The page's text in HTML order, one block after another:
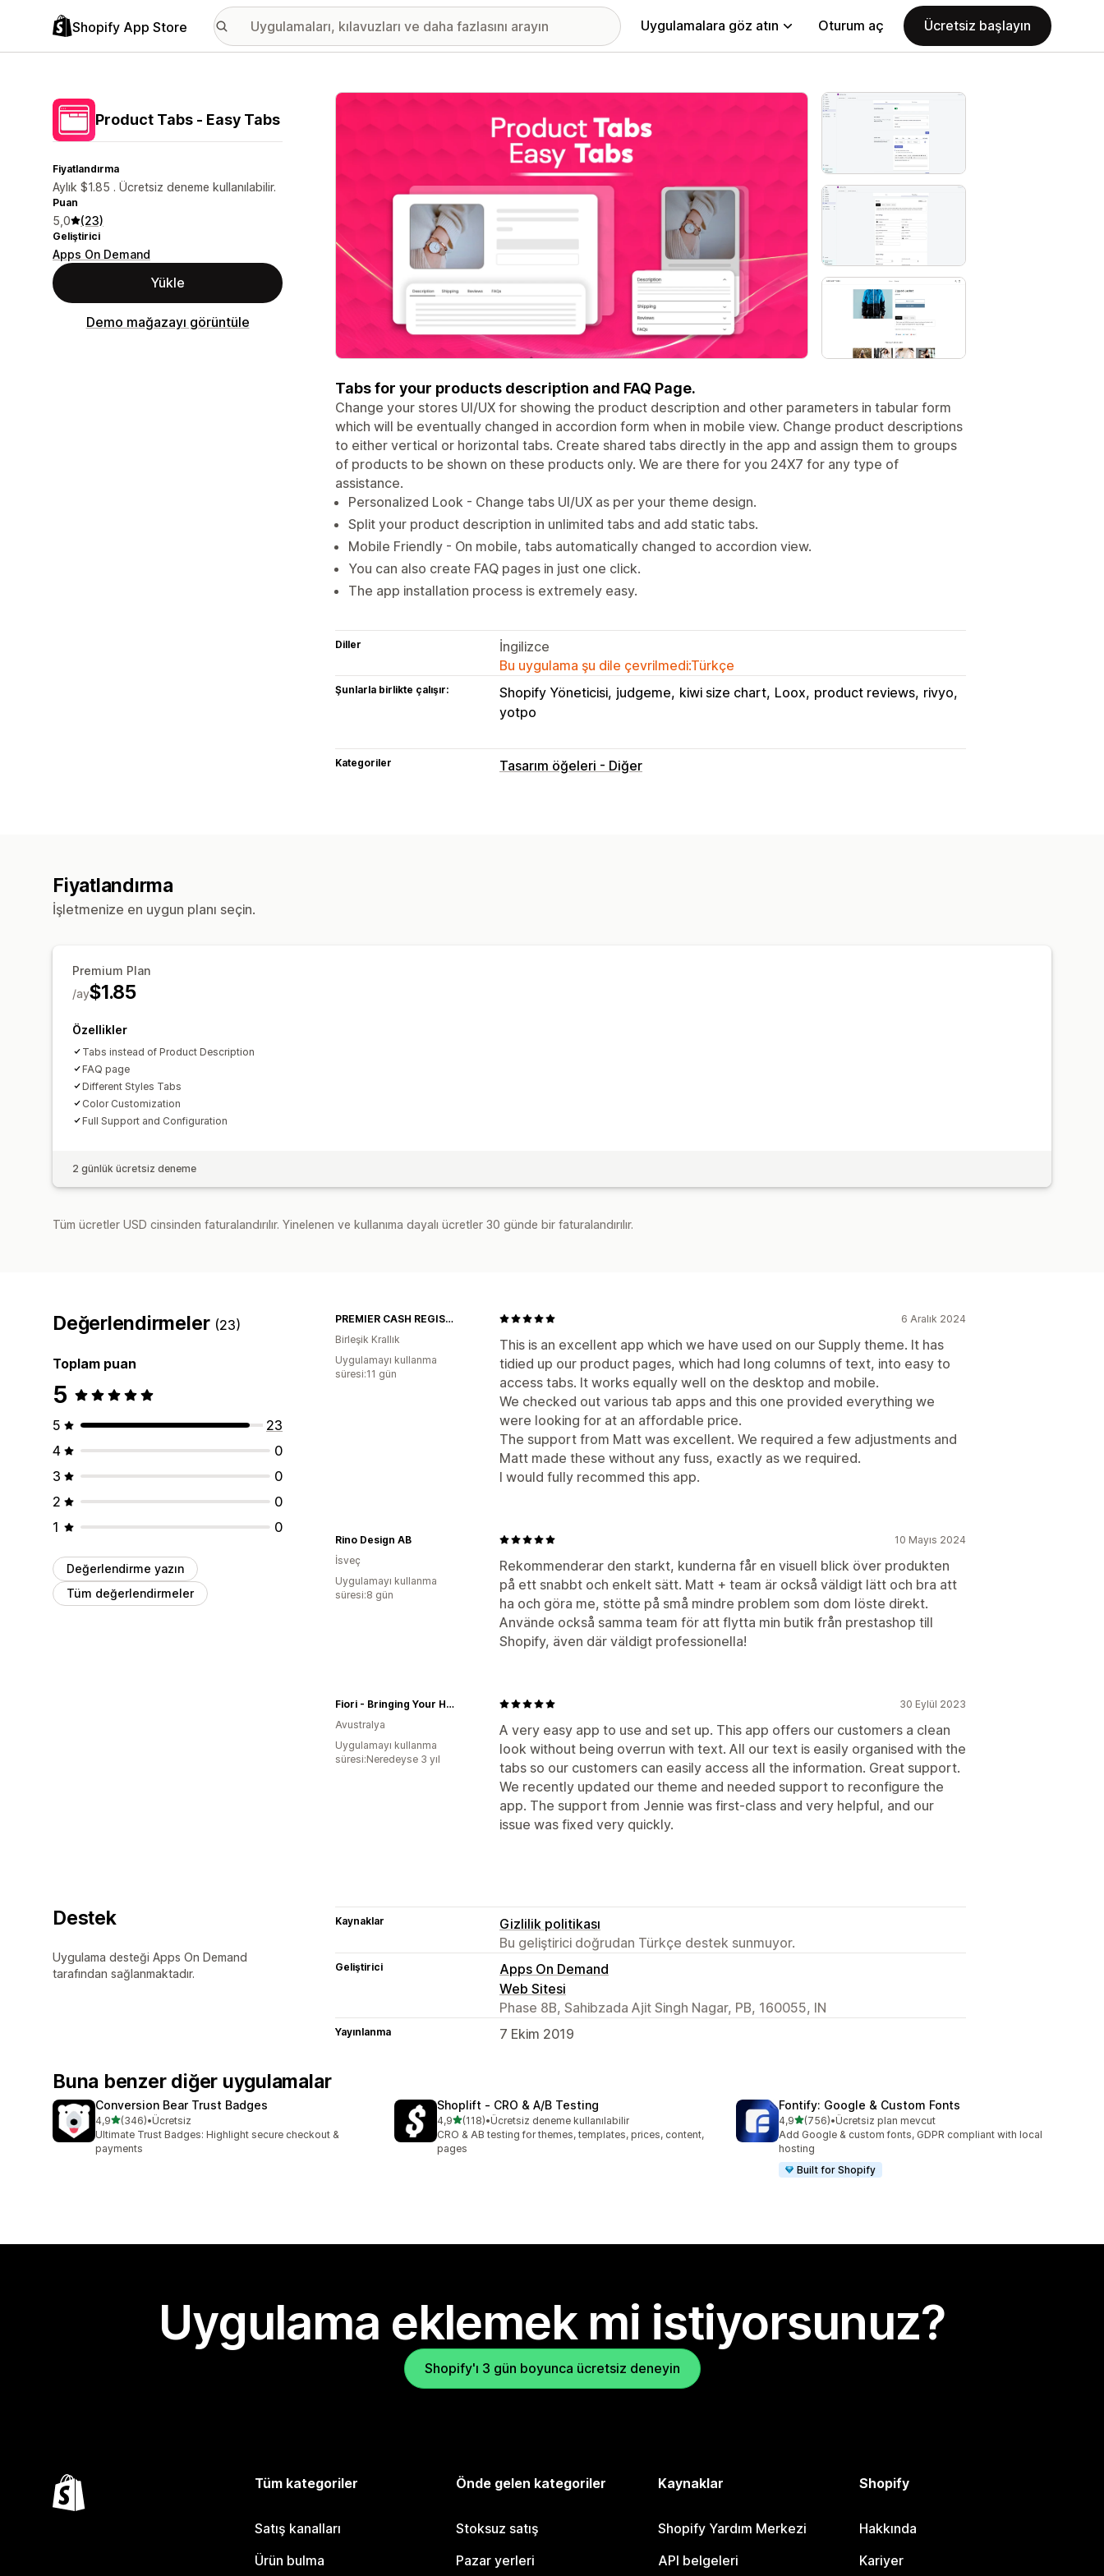
Shopify App Store Uygulamalara göz atın Oturum aç Ücretsiz başlayın
Product Tabs ‑ Easy Tabs
Fiyatlandırma
Aylık $1.85 . Ücretsiz deneme kullanılabilir.
Puan
5,0 (23)
Geliştirici
Apps On Demand
Yükle
Demo mağazayı görüntüle
Öne çıkan görsel galerisi
Tabs for your products description and FAQ Page.
Change your stores UI/UX for showing the product description and other parameters in tabular form
which will be eventually changed in accordion form when in mobile view. Change product descriptions
to either vertical or horizontal tabs. Create shared tabs directly in the app and assign them to groups
of products to be shown on these products only. We are there for you 24X7 for any type of
assistance.
Personalized Look - Change tabs UI/UX as per your theme design.
Split your product description in unlimited tabs and add static tabs.
Mobile Friendly - On mobile, tabs automatically changed to accordion view.
You can also create FAQ pages in just one click.
The app installation process is extremely easy.
Diller
İngilizce
Bu uygulama şu dile çevrilmedi:Türkçe
Şunlarla birlikte çalışır: Shopify Yöneticisi judgeme kiwi size chart Loox product reviews rivyo
yotpo
Kategoriler Tasarım öğeleri - Diğer
Fiyatlandırma
İşletmenize en uygun planı seçin.
Premium Plan
$1.85
/ay
Özellikler
Tabs instead of Product Description
FAQ page
Different Styles Tabs
Color Customization
Full Support and Configuration
2 günlük ücretsiz deneme
Tüm ücretler USD cinsinden faturalandırılır. Yinelenen ve kullanıma dayalı ücretler 30 günde bir faturalandırılır.
Değerlendirmeler (23)
Toplam puan
5
5
23
4
0
3
0
2
0
1
0
Değerlendirme yazın
Tüm değerlendirmeler
6 Aralık 2024
This is an excellent app which we have used on our Supply theme. It has
tidied up our product pages, which had long columns of text, into easy to
access tabs. It works equally well on the desktop and mobile.
We checked out various tab apps and this one provided everything we
were looking for at an affordable price.
The support from Matt was excellent. We required a few adjustments and
Matt made these without any fuss, exactly as we required.
I would fully recommed this app.
PREMIER CASH REGISTERS
Birleşik Krallık
Uygulamayı kullanma
süresi:11 gün
10 Mayıs 2024
Rekommenderar den starkt, kunderna får en visuell blick över produkten
på ett snabbt och enkelt sätt. Matt + team är också väldigt lätt och bra att
ha och göra me, stötte på små mindre problem som dom löste direkt.
Använde också samma team för att flytta min butik från prestashop till
Shopify, även där väldigt professionella!
Rino Design AB
İsveç
Uygulamayı kullanma
süresi:8 gün
30 Eylül 2023
A very easy app to use and set up. This app offers our customers a clean
look without being overrun with text. All our text is easily organised with the
tabs so our customers can easily access all the information. Great support.
We recently updated our theme and needed support to reconfigure the
app. The support from Jennie was first-class and very helpful, and our
issue was fixed very quickly.
Fiori - Bringing Your Home To Life
Avustralya
Uygulamayı kullanma
süresi:Neredeyse 3 yıl
Destek
Uygulama desteği Apps On Demand
tarafından sağlanmaktadır.
Kaynaklar
Gizlilik politikası
Bu geliştirici doğrudan Türkçe destek sunmuyor.
Geliştirici
Apps On Demand
Web Sitesi
Phase 8B, Sahibzada Ajit Singh Nagar, PB, 160055, IN
Yayınlanma 7 Ekim 2019
Buna benzer diğer uygulamalar
Conversion Bear Trust Badges
4,95 yıldız üzerinden
(346)
toplam 346 değerlendirme
•Ücretsiz
Ultimate Trust Badges: Highlight secure checkout &
payments
Shoplift ‑ CRO & A/B Testing
4,95 yıldız üzerinden
(118)
toplam 118 değerlendirme
•Ücretsiz deneme kullanılabilir
CRO & AB testing for themes, templates, prices, content,
pages
Fontify: Google & Custom Fonts
4,95 yıldız üzerinden
(756)
toplam 756 değerlendirme
•Ücretsiz plan mevcut
Add Google & custom fonts, GDPR compliant with local
hosting
Built for Shopify
Uygulama eklemek mi istiyorsunuz?
Shopify'ı 3 gün boyunca ücretsiz deneyin
Tüm kategoriler
Satış kanalları
Ürün bulma
Önde gelen kategoriler
Stoksuz satış
Pazar yerleri
Kaynaklar
Shopify Yardım Merkezi
API belgeleri
Shopify
Hakkında
Kariyer